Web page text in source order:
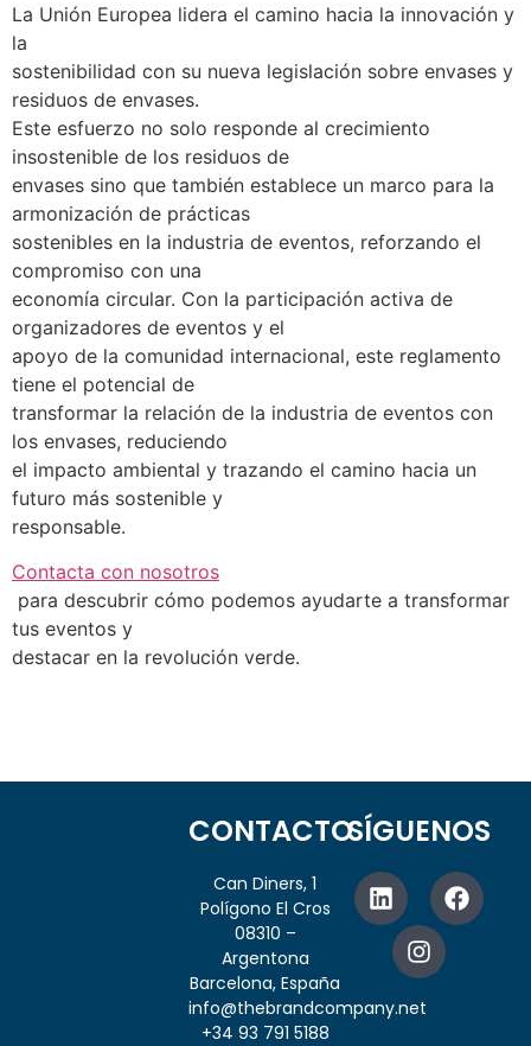
La Unión Europea lidera el camino hacia la innovación y
la
sostenibilidad con su nueva legislación sobre envases y
residuos de envases.
Este esfuerzo no solo responde al crecimiento
insostenible de los residuos de
envases sino que también establece un marco para la
armonización de prácticas
sostenibles en la industria de eventos, reforzando el
compromiso con una
economía circular. Con la participación activa de
organizadores de eventos y el
apoyo de la comunidad internacional, este reglamento
tiene el potencial de
transformar la relación de la industria de eventos con
los envases, reduciendo
el impacto ambiental y trazando el camino hacia un
futuro más sostenible y
responsable.
Contacta con nosotros
para descubrir cómo podemos ayudarte a transformar
tus eventos y
destacar en la revolución verde.
CONTACTO
Can Diners, 1
Polígono El Cros
08310 –
Argentona
Barcelona, España
info@thebrandcompany.net
+34 93 791 5188
SÍGUENOS